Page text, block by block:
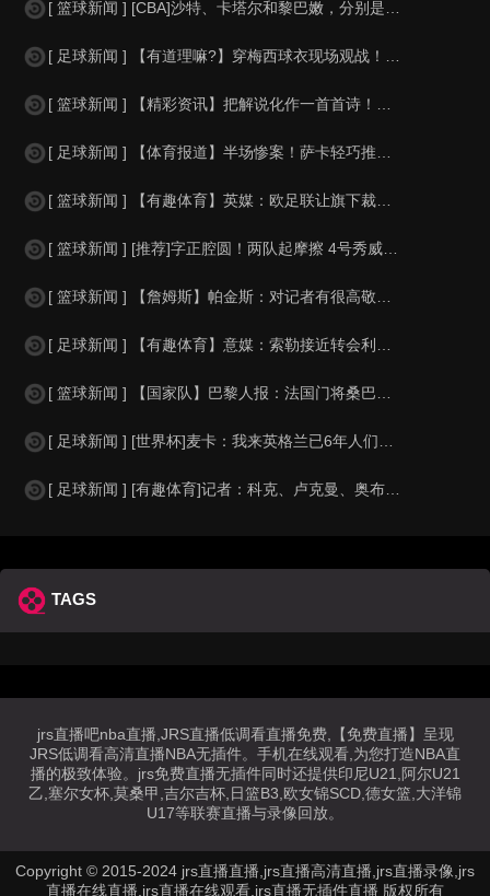
[ 篮球新闻 ] [CBA]沙特、卡塔尔和黎巴嫩，分别是什么水平？
[ 足球新闻 ] 【有道理嘛?】穿梅西球衣现场观战！马思纯晒照：终究是人生，不
[ 篮球新闻 ] 【精彩资讯】把解说化作一首首诗！贺炜本届世界杯金句合集
[ 足球新闻 ] 【体育报道】半场惨案！萨卡轻巧推射双响，英格兰4-0领先法国
[ 篮球新闻 ] 【有趣体育】英媒：欧足联让旗下裁判避免像世界杯一样，用VAR
[ 篮球新闻 ] [推荐]字正腔圆！两队起摩擦 4号秀威尔逊大声嘲讽卡卢马:W
[ 篮球新闻 ] 【詹姆斯】帕金斯：对记者有很高敬意 Windhorst绝不是
[ 足球新闻 ] 【有趣体育】意媒：索勒接近转会利兹联，乌迪内斯有意米兰后卫F
[ 篮球新闻 ] 【国家队】巴黎人报：法国门将桑巴小腿受伤，提前结束了训练
[ 足球新闻 ] [世界杯]麦卡：我来英格兰已6年人们对我很好，但和英格兰的比
[ 足球新闻 ] [有趣体育]记者：科克、卢克曼、奥布拉克参加马竞训练，卡尔多
TAGS
jrs直播吧nba直播,JRS直播低调看直播免费,【免费直播】呈现
JRS低调看高清直播NBA无插件。手机在线观看,为您打造NBA直
播的极致体验。jrs免费直播无插件同时还提供印尼U21,阿尔U21
乙,塞尔女杯,莫桑甲,吉尔吉杯,日篮B3,欧女锦SCD,德女篮,大洋锦
U17等联赛直播与录像回放。
Copyright © 2015-2024 jrs直播直播,jrs直播高清直播,jrs直播录像,jrs
直播在线直播,jrs直播在线观看,jrs直播无插件直播 版权所有